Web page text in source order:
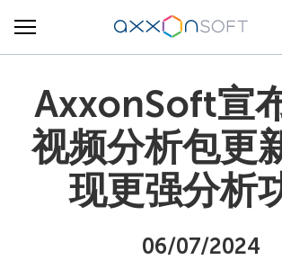
AxxonSoft宣
视频分析包更
现更强分析
06/07/2024